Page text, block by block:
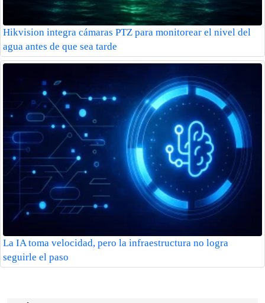
Hikvision integra cámaras PTZ para monitorear el nivel del
agua antes de que sea tarde
La IA toma velocidad, pero la infraestructura no logra
seguirle el paso